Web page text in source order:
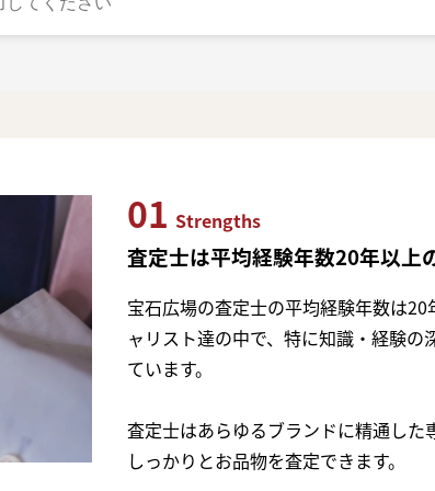
01 Strengths
査定士は平均経験年数20年以上
宝石広場の査定士の平均経験年数は
ャリスト達の中で、特に知識・経験
ています。
査定士はあらゆるブランドに精通し
しっかりとお品物を査定できます。